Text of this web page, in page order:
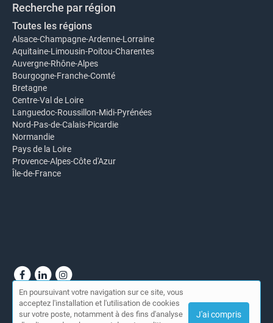
Recherche par région
Toutes les régions
Alsace-Champagne-Ardenne-Lorraine
Aquitaine-Limousin-Poitou-Charentes
Auvergne-Rhône-Alpes
Bourgogne-Franche-Comté
Bretagne
Centre-Val de Loire
Languedoc-Roussillon-Midi-Pyrénées
Nord-Pas-de-Calais-Picardie
Normandie
Pays de la Loire
Provence-Alpes-Côte d'Azur
Île-de-France
© Annuaire du CEESO Paris 2026 |Plan du site
Contact
En poursuivant votre navigation sur ce site, vous
acceptez l'installation et l'utilisation de cookies
sur votre poste, notamment à des fins d'analyse
J'ai compris